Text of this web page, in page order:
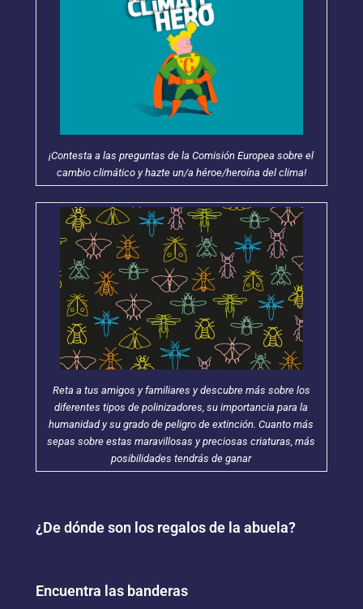
¡Contesta a las preguntas de la Comisión Europea sobre el
cambio climático y hazte un/a héroe/heroína del clima!
Reta a tus amigos y familiares y descubre más sobre los
diferentes tipos de polinizadores, su importancia para la
humanidad y su grado de peligro de extinción. Cuanto más
sepas sobre estas maravillosas y preciosas criaturas, más
posibilidades tendrás de ganar
¿De dónde son los regalos de la abuela?
Encuentra las banderas